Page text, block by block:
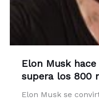
Elon Musk
supera los 800
Elon Musk se